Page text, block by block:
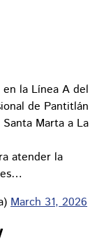
la Línea A del
de Pantitlán
Marta a La
atender la
March 31, 2026